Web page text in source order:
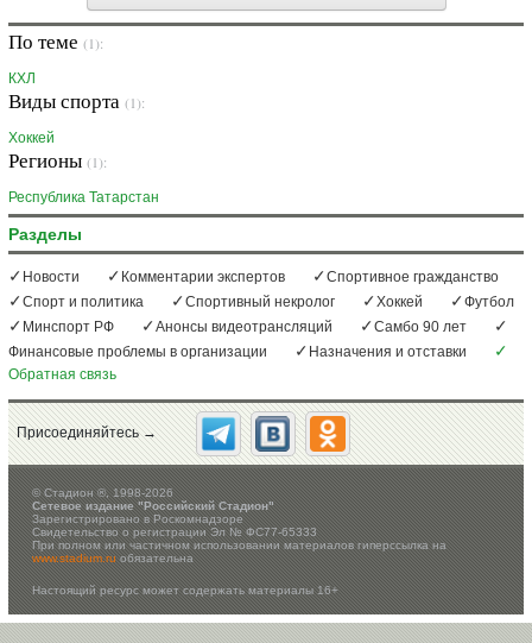
По теме (1):
КХЛ
Виды спорта (1):
Хоккей
Регионы (1):
Республика Татарстан
Разделы
Новости Комментарии экспертов
Спортивное гражданство
Спорт и политика
Спортивный некролог Хоккей
Футбол
Минспорт РФ
Анонсы видеотрансляций
Самбо 90 лет
Финансовые проблемы в организации
Назначения и отставки
Обратная связь
Присоединяйтесь →
©Стадион ®, 1998-2026
Сетевое издание "Российский Стадион"
Зарегистрировано в Роскомнадзоре
Свидетельство о регистрации Эл № ФС77-65333
При полном или частичном использовании материалов гиперссылка на
www.stadium.ruобязательна
Настоящий ресурс может содержать материалы 16+